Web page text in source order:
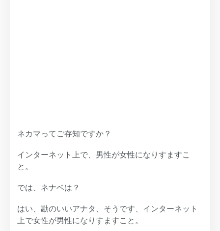
ネカマってご存知ですか？
インターネット上で、男性が女性になりすますこ
と。
では、ネナベは？
はい、勘のいいアナタ、そうです、インターネット
上で女性が男性になりすますこと。